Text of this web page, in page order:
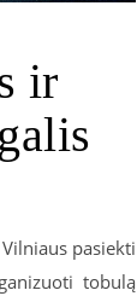
ir
pasiekti
tobulą